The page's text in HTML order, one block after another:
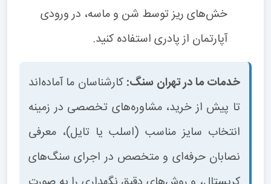
خش‌های ریز توسط شن و ماسه، در ورودی
آپارتمان از پادری استفاده کنید.
خدمات ما در تهران سنگ: کارشناسان ما آماده‌اند
تا پیش از خرید، مشاوره‌های تخصصی در زمینه
انتخاب سایز مناسب (اسلب یا تایل)، معرفی
نصابان حرفه‌ای و متخصص در اجرای سنگ‌های